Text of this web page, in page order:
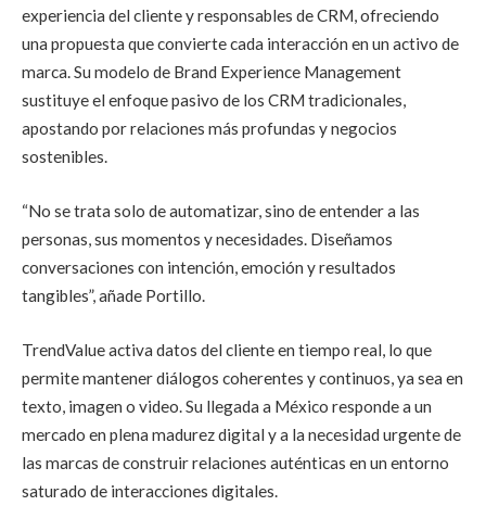
experiencia del cliente y responsables de CRM, ofreciendo
una propuesta que convierte cada interacción en un activo de
marca. Su modelo de Brand Experience Management
sustituye el enfoque pasivo de los CRM tradicionales,
apostando por relaciones más profundas y negocios
sostenibles.
“No se trata solo de automatizar, sino de entender a las
personas, sus momentos y necesidades. Diseñamos
conversaciones con intención, emoción y resultados
tangibles”, añade Portillo.
TrendValue activa datos del cliente en tiempo real, lo que
permite mantener diálogos coherentes y continuos, ya sea en
texto, imagen o video. Su llegada a México responde a un
mercado en plena madurez digital y a la necesidad urgente de
las marcas de construir relaciones auténticas en un entorno
saturado de interacciones digitales.